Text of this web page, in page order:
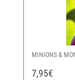
MINIONS &
7,95€